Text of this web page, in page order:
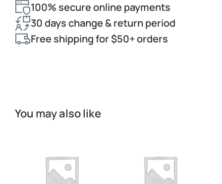
100% secure online payments
30 days change & return period
Free shipping for $50+ orders
You may also like